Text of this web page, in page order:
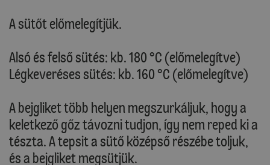
A sütőt előmelegítjük.
Alsó és felső sütés: kb. 180 °C (előmelegítve)
Légkeveréses sütés: kb. 160 °C (előmelegítve)
A bejgliket több helyen megszurkáljuk, hogy a
keletkező gőz távozni tudjon, így nem reped ki a
tészta. A tepsit a sütő középső részébe toljuk,
és a bejgliket megsütjük.